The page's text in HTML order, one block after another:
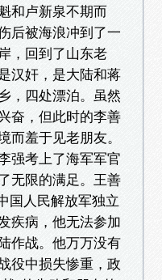
卢新泉不期而
后被海浪冲到了一
，回到了山东老
汉奸，是大陆和蒋
，四处漂泊。虽然
奋，但此时的李善
而羞于见老朋友。
强考上了海军军官
无限的满足。王善
国人民解放军独立
疾病，他无法参加
作战。他万万没有
役中损失惨重，政